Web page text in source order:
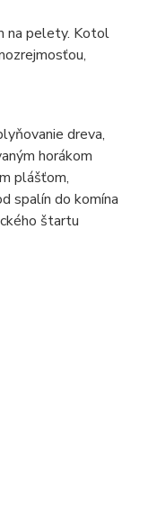
na pelety. Kotol
dreva,
horákom
plášťom,
spalín do komína
štartu